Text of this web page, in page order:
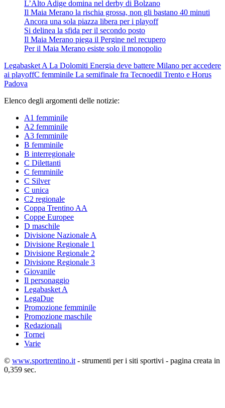
L’Alto Adige domina nel derby di Bolzano
Il Maia Merano la rischia grossa, non gli bastano 40 minuti
Ancora una sola piazza libera per i playoff
Si delinea la sfida per il secondo posto
Il Maia Merano piega il Pergine nel recupero
Per il Maia Merano esiste solo il monopolio
Legabasket A La Dolomiti Energia deve battere Milano per accedere
ai playoffC femminile La semifinale fra Tecnoedil Trento e Horus
Padova
Elenco degli argomenti delle notizie:
A1 femminile
A2 femminile
A3 femminile
B femminile
B interregionale
C Dilettanti
C femminile
C Silver
C unica
C2 regionale
Coppa Trentino AA
Coppe Europee
D maschile
Divisione Nazionale A
Divisione Regionale 1
Divisione Regionale 2
Divisione Regionale 3
Giovanile
Il personaggio
Legabasket A
LegaDue
Promozione femminile
Promozione maschile
Redazionali
Tornei
Varie
© www.sportrentino.it - strumenti per i siti sportivi - pagina creata in
0,359 sec.